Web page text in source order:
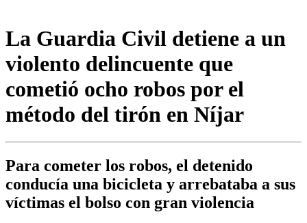
La Guardia Civil detiene a un
violento delincuente que
cometió ocho robos por el
método del tirón en Níjar
Para cometer los robos, el detenido
conducía una bicicleta y arrebataba a sus
víctimas el bolso con gran violencia